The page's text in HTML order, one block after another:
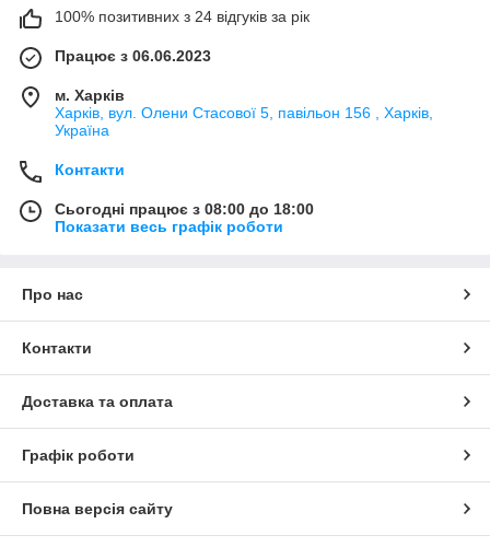
100% позитивних з 24 відгуків за рік
Працює з 06.06.2023
м. Харків
Харків, вул. Олени Стасової 5, павільон 156 , Харків,
Україна
Контакти
Сьогодні працює з 08:00 до 18:00
Показати весь графік роботи
Про нас
Контакти
Доставка та оплата
Графік роботи
Повна версія сайту